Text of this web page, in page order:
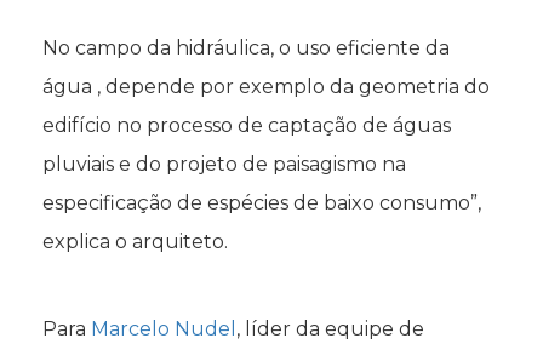
No campo da hidráulica, o uso eficiente da
água , depende por exemplo da geometria do
edifício no processo de captação de águas
pluviais e do projeto de paisagismo na
especificação de espécies de baixo consumo”,
explica o arquiteto.
Para Marcelo Nudel , líder da equipe de